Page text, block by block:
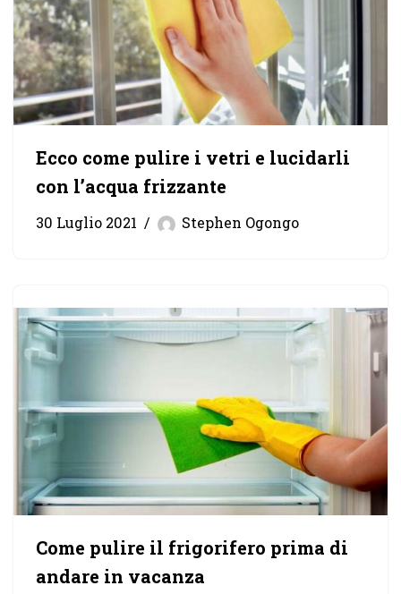
Ecco come pulire i vetri e lucidarli
con l’acqua frizzante
30 Luglio 2021 Stephen Ogongo
Come pulire il frigorifero prima di
andare in vacanza